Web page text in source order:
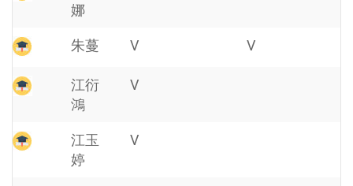
娜
朱蔓 V V
江衍
鴻
V
江玉
婷
V